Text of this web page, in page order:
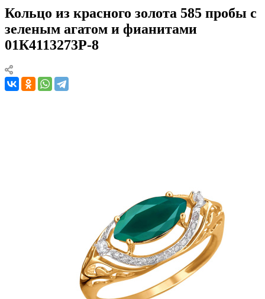
Кольцо из красного золота 585 пробы с
зеленым агатом и фианитами
01К4113273Р-8